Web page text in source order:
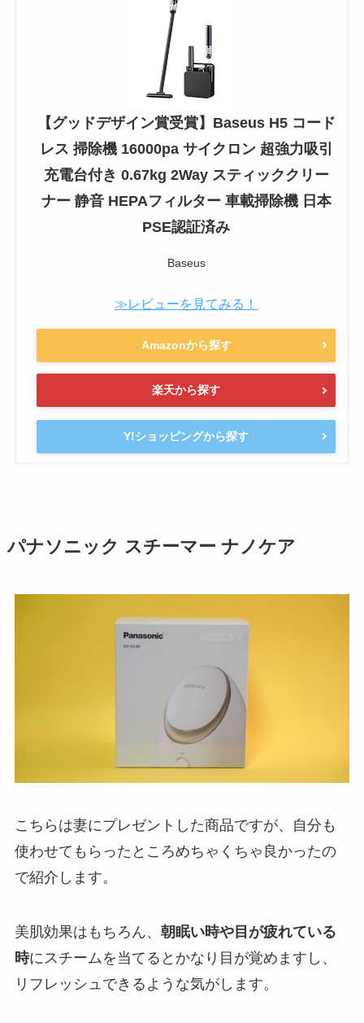
【グッドデザイン賞受賞】Baseus H5 コード
レス 掃除機 16000pa サイクロン 超強力吸引
充電台付き 0.67kg 2Way スティッククリー
ナー 静音 HEPAフィルター 車載掃除機 日本
PSE認証済み
Baseus
≫レビューを見てみる！
Amazonから探す
楽天から探す
Y!ショッピングから探す
パナソニック スチーマー ナノケア
こちらは妻にプレゼントした商品ですが、自分も
使わせてもらったところめちゃくちゃ良かったの
で紹介します。
美肌効果はもちろん、 朝眠い時や目が疲れている
時にスチームを当てるとかなり目が覚めますし、
リフレッシュできるような気がします。